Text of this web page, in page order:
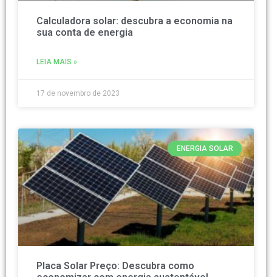
Calculadora solar: descubra a economia na
sua conta de energia
LEIA MAIS »
17 de novembro de 2023
ENERGIA SOLAR
Placa Solar Preço: Descubra como